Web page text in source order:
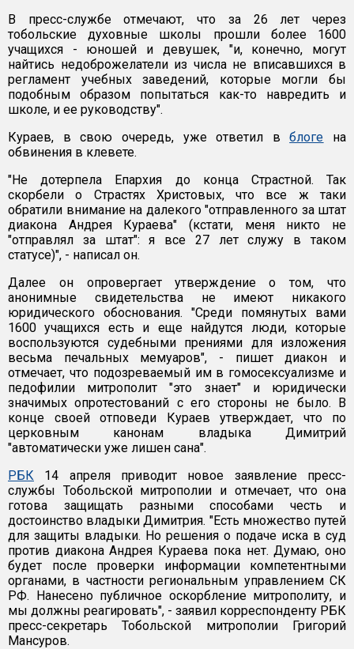
В пресс-службе отмечают, что за 26 лет через
тобольские духовные школы прошли более 1600
учащихся - юношей и девушек, "и, конечно, могут
найтись недоброжелатели из числа не вписавшихся в
регламент учебных заведений, которые могли бы
подобным образом попытаться как-то навредить и
школе, и ее руководству".
Кураев, в свою очередь, уже ответил вблоге на
обвинения в клевете.
"Не дотерпела Епархия до конца Страстной. Так
скорбели о Страстях Христовых, что все ж таки
обратили внимание на далекого "отправленного за штат
диакона Андрея Кураева" (кстати, меня никто не
"отправлял за штат": я все 27 лет служу в таком
статусе)", - написал он.
Далее он опровергает утверждение о том, что
анонимные свидетельства не имеют никакого
юридического обоснования. "Среди помянутых вами
1600 учащихся есть и еще найдутся люди, которые
воспользуются судебными прениями для изложения
весьма печальных мемуаров", - пишет диакон и
отмечает, что подозреваемый им в гомосексуализме и
педофилии митрополит "это знает" и юридически
значимых опротестований с его стороны не было. В
конце своей отповеди Кураев утверждает, что по
церковным канонам владыка Димитрий
"автоматически уже лишен сана".
РБК 14 апреля приводит новое заявление пресс-
службы Тобольской митрополии и отмечает, что она
готова защищать разными способами честь и
достоинство владыки Димитрия. "Есть множество путей
для защиты владыки. Но решения о подаче иска в суд
против диакона Андрея Кураева пока нет. Думаю, оно
будет после проверки информации компетентными
органами, в частности региональным управлением СК
РФ. Нанесено публичное оскорбление митрополиту, и
мы должны реагировать", - заявил корреспонденту РБК
пресс-секретарь Тобольской митрополии Григорий
Мансуров.